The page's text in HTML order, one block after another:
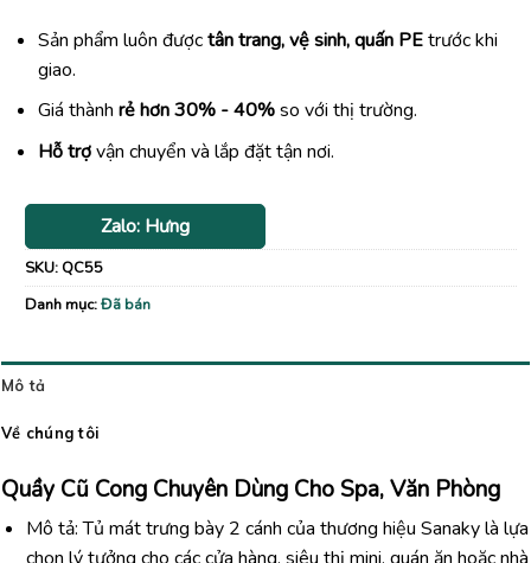
Sản phẩm luôn đượctân trang, vệ sinh, quấn PEtrước khi
giao.
Giá thành rẻ hơn 30% - 40%so với thị trường.
Hỗ trợvận chuyển và lắp đặt tận nơi.
Zalo: Hưng
SKU: QC55
Danh mục:Đã bán
Mô tả
Về chúng tôi
Quầy Cũ Cong Chuyên Dùng Cho Spa, Văn Phòng
Mô tả: Tủ mát trưng bày 2 cánh của thương hiệu Sanaky là lựa